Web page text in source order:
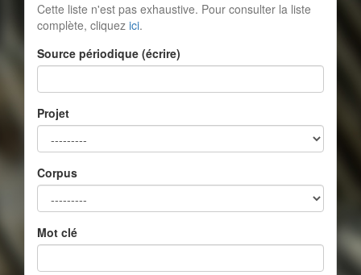
Cette liste n'est pas exhaustive. Pour consulter la liste
complète, cliquez ici.
Source périodique (écrire)
Projet
Corpus
Mot clé